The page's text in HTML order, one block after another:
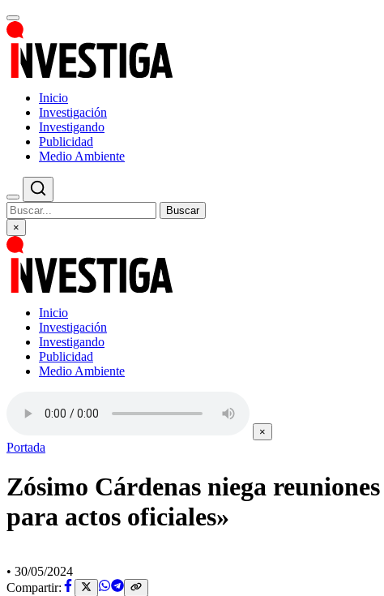
Inicio
Investigación
Investigando
Publicidad
Medio Ambiente
Buscar
×
Inicio
Investigación
Investigando
Publicidad
Medio Ambiente
×
Portada
Zósimo Cárdenas niega
para actos oficiales»
• 30/05/2024
Compartir: